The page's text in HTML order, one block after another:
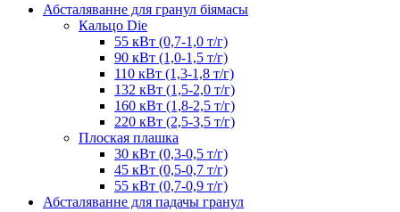
Абсталяванне для гранул біямасы
Кальцо Die
55 кВт (0,7-1,0 т/г)
90 кВт (1,0-1,5 т/г)
110 кВт (1,3-1,8 т/г)
132 кВт (1,5-2,0 т/г)
160 кВт (1,8-2,5 т/г)
220 кВт (2,5-3,5 т/г)
Плоская плашка
30 кВт (0,3-0,5 т/г)
45 кВт (0,5-0,7 т/г)
55 кВт (0,7-0,9 т/г)
Абсталяванне для падачы гранул